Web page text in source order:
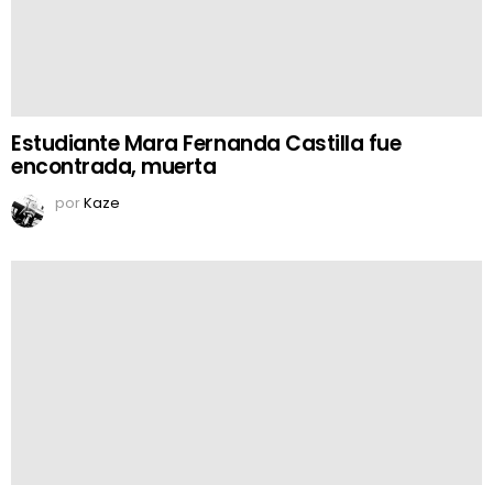
Estudiante Mara Fernanda Castilla fue
encontrada, muerta
porKaze